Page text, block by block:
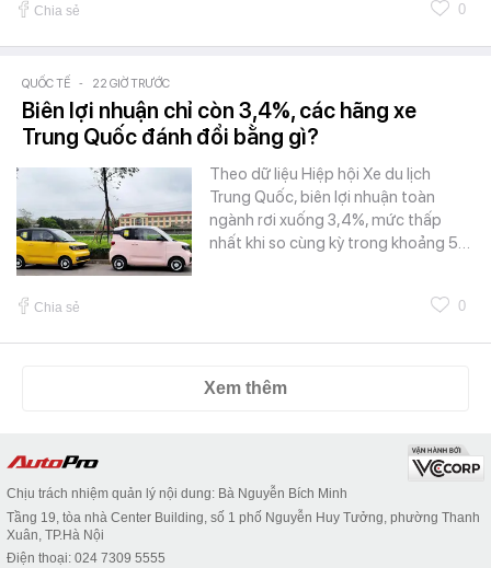
Chia sẻ 0
QUỐC TẾ - 22 GIỜ TRƯỚC
Biên lợi nhuận chỉ còn 3,4%, các hãng xe
Trung Quốc đánh đổi bằng gì?
Theo dữ liệu Hiệp hội Xe du lịch
Trung Quốc, biên lợi nhuận toàn
ngành rơi xuống 3,4%, mức thấp
nhất khi so cùng kỳ trong khoảng 5…
Chia sẻ 0
Xem thêm
Chịu trách nhiệm quản lý nội dung: Bà Nguyễn Bích Minh
Tầng 19, tòa nhà Center Building, số 1 phố Nguyễn Huy Tưởng, phường Thanh
Xuân, TP.Hà Nội
Điện thoại: 024 7309 5555